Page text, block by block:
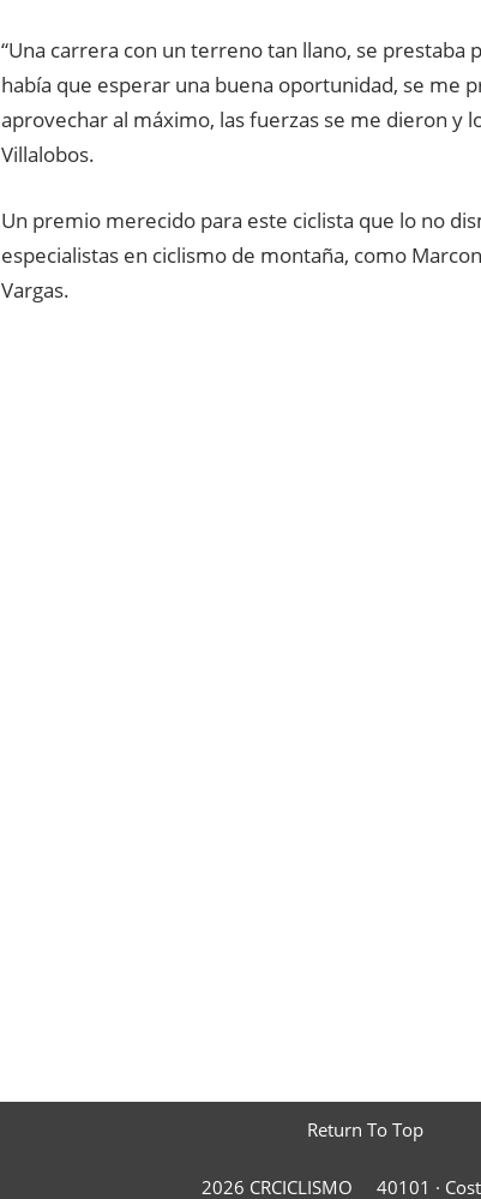
“Una carrera con un terreno tan llano, se prestaba
había que esperar una buena oportunidad, se me
aprovechar al máximo, las fuerzas se me dieron y
Villalobos.
Un premio merecido para este ciclista que lo no
especialistas en ciclismo de montaña, como
Vargas.
Return To Top
2026 CRCICLISMO 40101 ·